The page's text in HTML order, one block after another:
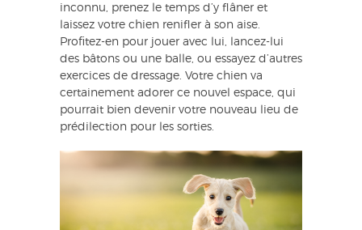
inconnu, prenez le temps d’y flâner et
laissez votre chien renifler à son aise.
Profitez-en pour jouer avec lui, lancez-lui
des bâtons ou une balle, ou essayez d’autres
exercices de dressage. Votre chien va
certainement adorer ce nouvel espace, qui
pourrait bien devenir votre nouveau lieu de
prédilection pour les sorties.